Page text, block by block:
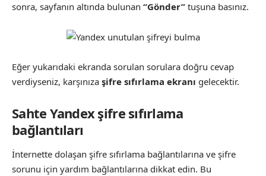
sonra, sayfanın altında bulunan “Gönder” tuşuna basınız.
Eğer yukarıdaki ekranda sorulan sorulara doğru cevap
verdiyseniz, karşınıza şifre sıfırlama ekranı gelecektir.
Sahte Yandex şifre sıfırlama
bağlantıları
İnternette dolaşan şifre sıfırlama bağlantılarına ve şifre
sorunu için yardım bağlantılarına dikkat edin. Bu